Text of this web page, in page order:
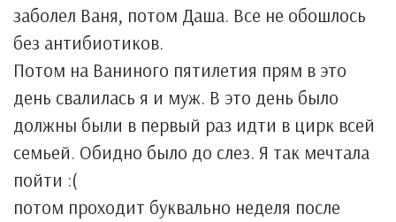
заболел Ваня, потом Даша. Все не обошлось
без антибиотиков.
Потом на Ваниного пятилетия прям в это
день свалилась я и муж. В это день было
должны были в первый раз идти в цирк всей
семьей. Обидно было до слез. Я так мечтала
пойти :(
потом проходит буквально неделя после